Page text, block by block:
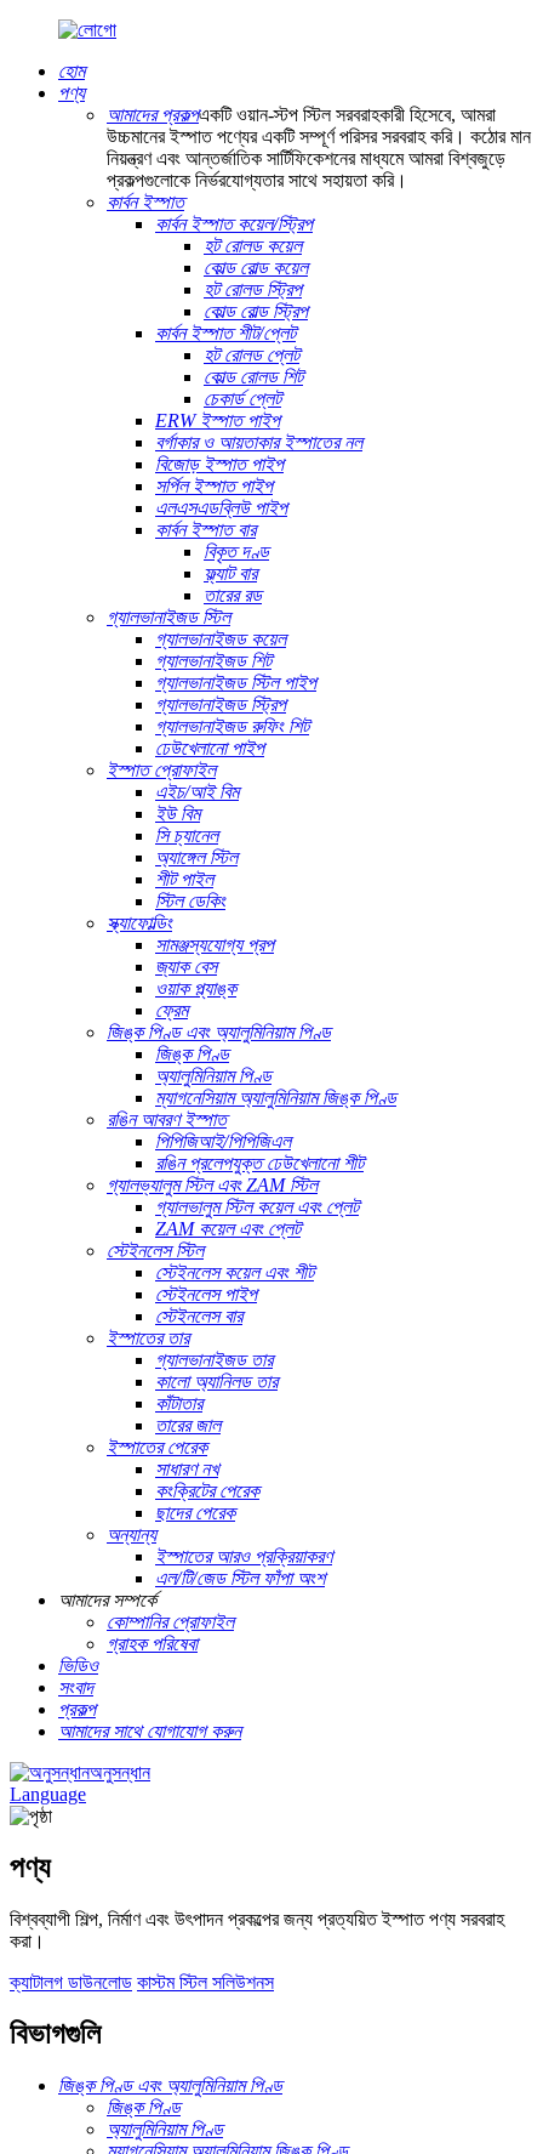
হোম
পণ্য
আমাদের প্রকল্পএকটি ওয়ান-স্টপ স্টিল সরবরাহকারী হিসেবে, আমরা
উচ্চমানের ইস্পাত পণ্যের একটি সম্পূর্ণ পরিসর সরবরাহ করি। কঠোর মান
নিয়ন্ত্রণ এবং আন্তর্জাতিক সার্টিফিকেশনের মাধ্যমে আমরা বিশ্বজুড়ে
প্রকল্পগুলোকে নির্ভরযোগ্যতার সাথে সহায়তা করি।
কার্বন ইস্পাত
কার্বন ইস্পাত কয়েল/স্ট্রিপ
হট রোলড কয়েল
কোল্ড রোল্ড কয়েল
হট রোলড স্ট্রিপ
কোল্ড রোল্ড স্ট্রিপ
কার্বন ইস্পাত শীট/প্লেট
হট রোলড প্লেট
কোল্ড রোলড শিট
চেকার্ড প্লেট
ERW ইস্পাত পাইপ
বর্গাকার ও আয়তাকার ইস্পাতের নল
বিজোড় ইস্পাত পাইপ
সর্পিল ইস্পাত পাইপ
এলএসএডব্লিউ পাইপ
কার্বন ইস্পাত বার
বিকৃত দণ্ড
ফ্ল্যাট বার
তারের রড
গ্যালভানাইজড স্টিল
গ্যালভানাইজড কয়েল
গ্যালভানাইজড শিট
গ্যালভানাইজড স্টিল পাইপ
গ্যালভানাইজড স্ট্রিপ
গ্যালভানাইজড রুফিং শিট
ঢেউখেলানো পাইপ
ইস্পাত প্রোফাইল
এইচ/আই বিম
ইউ বিম
সি চ্যানেল
অ্যাঙ্গেল স্টিল
শীট পাইল
স্টিল ডেকিং
স্ক্যাফোল্ডিং
সামঞ্জস্যযোগ্য প্রপ
জ্যাক বেস
ওয়াক প্ল্যাঙ্ক
ফ্রেম
জিঙ্ক পিণ্ড এবং অ্যালুমিনিয়াম পিণ্ড
জিঙ্ক পিণ্ড
অ্যালুমিনিয়াম পিণ্ড
ম্যাগনেসিয়াম অ্যালুমিনিয়াম জিঙ্ক পিণ্ড
রঙিন আবরণ ইস্পাত
পিপিজিআই/পিপিজিএল
রঙিন প্রলেপযুক্ত ঢেউখেলানো শীট
গ্যালভ্যালুম স্টিল এবং ZAM স্টিল
গ্যালভালুম স্টিল কয়েল এবং প্লেট
ZAM কয়েল এবং প্লেট
স্টেইনলেস স্টিল
স্টেইনলেস কয়েল এবং শীট
স্টেইনলেস পাইপ
স্টেইনলেস বার
ইস্পাতের তার
গ্যালভানাইজড তার
কালো অ্যানিলড তার
কাঁটাতার
তারের জাল
ইস্পাতের পেরেক
সাধারণ নখ
কংক্রিটের পেরেক
ছাদের পেরেক
অন্যান্য
ইস্পাতের আরও প্রক্রিয়াকরণ
এল/টি/জেড স্টিল ফাঁপা অংশ
আমাদের সম্পর্কে
কোম্পানির প্রোফাইল
গ্রাহক পরিষেবা
ভিডিও
সংবাদ
প্রকল্প
আমাদের সাথে যোগাযোগ করুন
অনুসন্ধান
Language
পণ্য
বিশ্বব্যাপী শিল্প, নির্মাণ এবং উৎপাদন প্রকল্পের জন্য প্রত্যয়িত ইস্পাত পণ্য সরবরাহ
করা।
ক্যাটালগ ডাউনলোড কাস্টম স্টিল সলিউশনস
বিভাগগুলি
জিঙ্ক পিণ্ড এবং অ্যালুমিনিয়াম পিণ্ড
জিঙ্ক পিণ্ড
অ্যালুমিনিয়াম পিণ্ড